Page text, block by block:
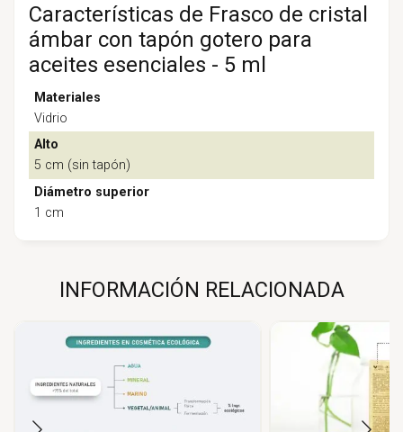
Características de Frasco de cristal
ámbar con tapón gotero para
aceites esenciales - 5 ml
Materiales
Vidrio
Alto
5 cm (sin tapón)
Diámetro superior
1 cm
INFORMACIÓN RELACIONADA